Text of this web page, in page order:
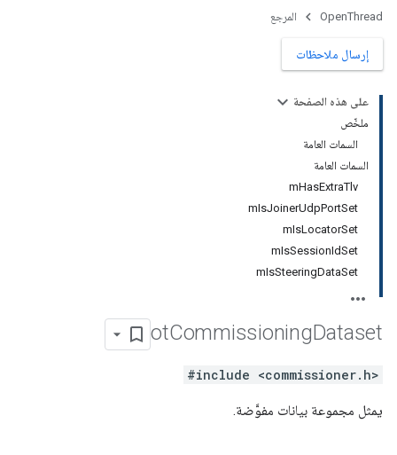
OpenThread المرجع
إرسال ملاحظات
على هذه الصفحة
ملخّص
السمات العامة
السمات العامة
mHasExtraTlv
mIsJoinerUdpPortSet
mIsLocatorSet
mIsSessionIdSet
mIsSteeringDataSet
otCommissioningDataset
#include <commissioner.h>
يمثل مجموعة بيانات مفوَّضة.